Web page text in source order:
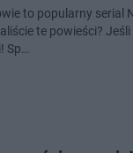
to popularny serial
Jeśli tak, to z pewnością macie już ochotę